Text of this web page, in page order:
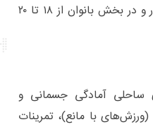
آقایان از ۱۶ تا ۱۸ خردادماه برکزار و در بخش بانوان از ۱۸ تا ۲۰
ساحلی آمادگی جسمانی و
با مانع)، تمرینات